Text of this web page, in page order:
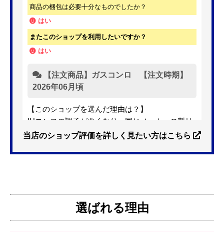
商品の梱包は必要十分なものでしたか？
はい
またこのショップを利用したいですか？
はい
【注文商品】ガスコンロ 【注文時期】
2026年06月頃
【このショップを選んだ理由は？】
IHコンロの調子が悪くなり、同じメーカーの製品
を探していました。ただ、3口から2口のものへ変
は需要が少なく製品によっては割高になるとのこ
ろ、希望した製品が量販店よりかなり安い価格で
あったので購入いたしました。
当店のショップ評価を詳しく見たい方はこちら
選ばれる理由